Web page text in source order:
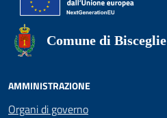
Comune di Bisceglie
AMMINISTRAZIONE
Organi di governo